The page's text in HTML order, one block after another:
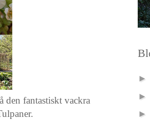
den fantastiskt vackra
►
►
►